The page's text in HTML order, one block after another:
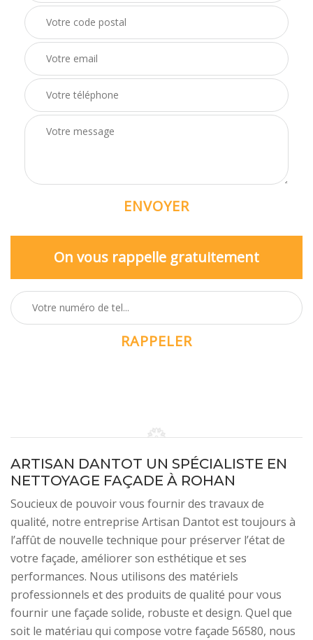
On vous rappelle gratuitement
ARTISAN DANTOT UN SPÉCIALISTE EN
NETTOYAGE FAÇADE À ROHAN
Soucieux de pouvoir vous fournir des travaux de
qualité, notre entreprise Artisan Dantot est toujours à
l’affût de nouvelle technique pour préserver l’état de
votre façade, améliorer son esthétique et ses
performances. Nous utilisons des matériels
professionnels et des produits de qualité pour vous
fournir une façade solide, robuste et design. Quel que
soit le matériau qui compose votre façade 56580, nous